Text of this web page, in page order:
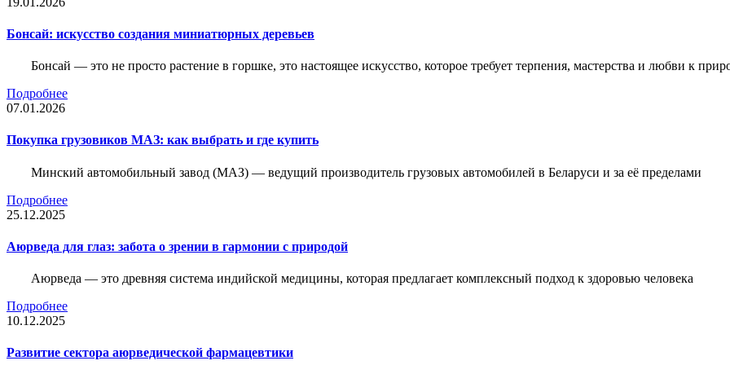
Бонсай: искусство создания миниатюрных деревьев
Бонсай — это не просто растение в горшке, это настоящее искусство, которое требует терпения, мастерства и любви к
Подробнее
07.01.2026
Покупка грузовиков МАЗ: как выбрать и где купить
Минский автомобильный завод (МАЗ) — ведущий производитель грузовых автомобилей в Беларуси и за её пределами
Подробнее
25.12.2025
Аюрведа для глаз: забота о зрении в гармонии с природой
Аюрведа — это древняя система индийской медицины, которая предлагает комплексный подход к здоровью человека
Подробнее
10.12.2025
Развитие сектора аюрведической фармацевтики